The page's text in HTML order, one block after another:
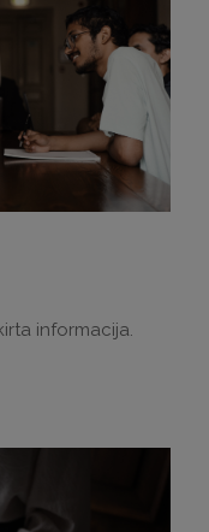
informacija.